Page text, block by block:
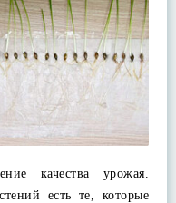
качества урожая.
есть те, которые